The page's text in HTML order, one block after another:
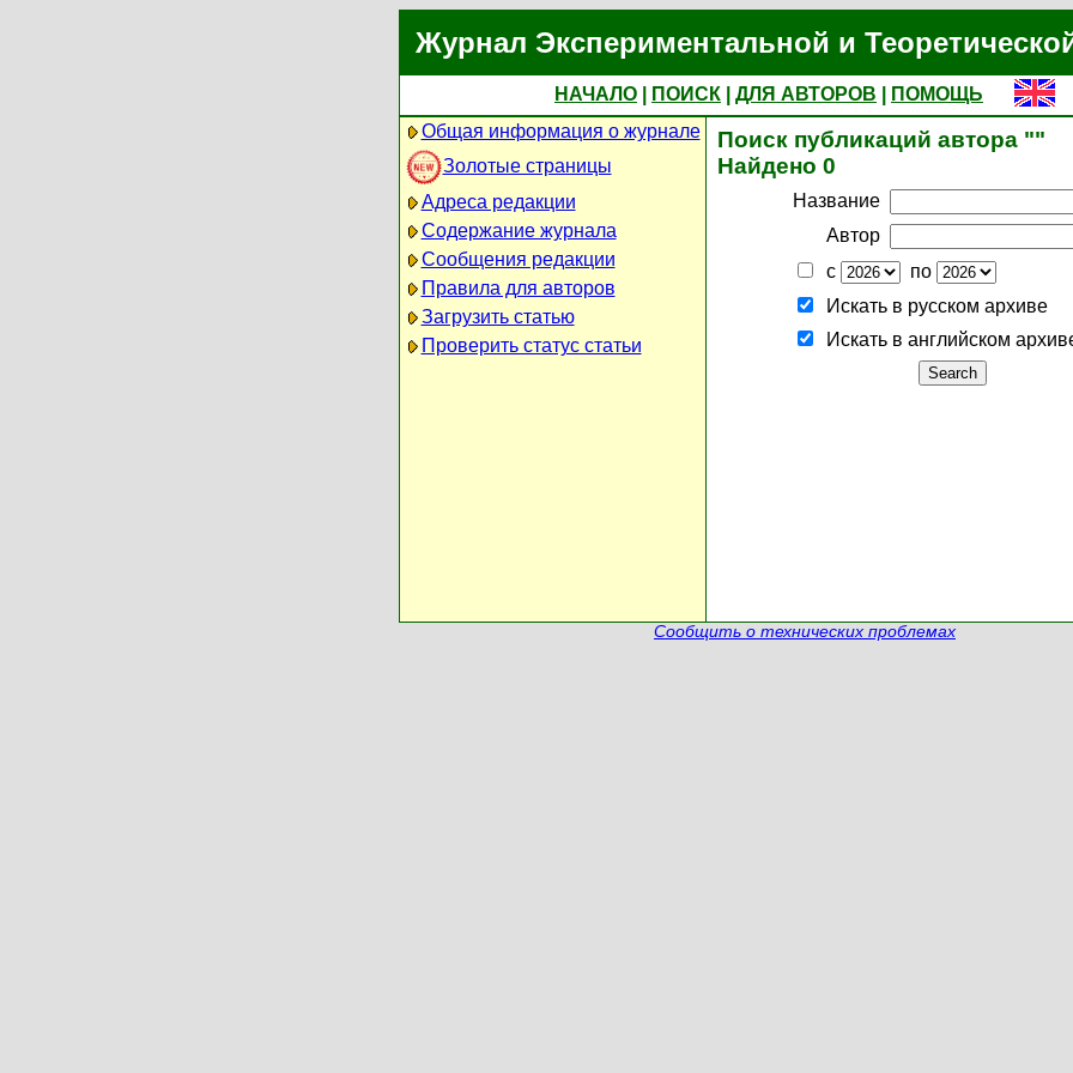
Журнал Экспериментальной и
НАЧАЛО ПОИСК ДЛЯ АВТОРОВ
ПОМОЩЬ
Общая информация о журнале
Золотые страницы
Адреса редакции
Содержание журнала
Сообщения редакции
Правила для авторов
Загрузить статью
Проверить статус статьи
Поиск публикаций автора ""
Найдено 0
Название
Автор
с
по
Искать в русском архиве
Искать в английском
Сообщить о технических проблемах